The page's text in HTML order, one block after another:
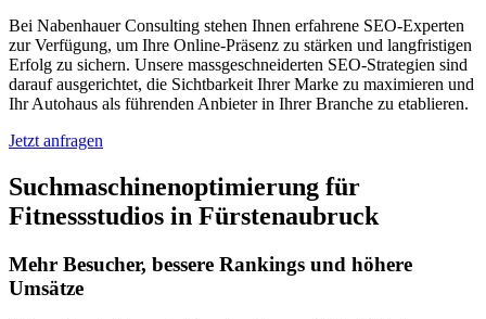
Bei Nabenhauer Consulting stehen Ihnen erfahrene SEO-Experten
zur Verfügung, um Ihre Online-Präsenz zu stärken und langfristigen
Erfolg zu sichern. Unsere massgeschneiderten SEO-Strategien sind
darauf ausgerichtet, die Sichtbarkeit Ihrer Marke zu maximieren und
Ihr Autohaus als führenden Anbieter in Ihrer Branche zu etablieren.
Jetzt anfragen
Suchmaschinenoptimierung für
Fitnessstudios in Fürstenaubruck
Mehr Besucher, bessere Rankings und höhere
Umsätze